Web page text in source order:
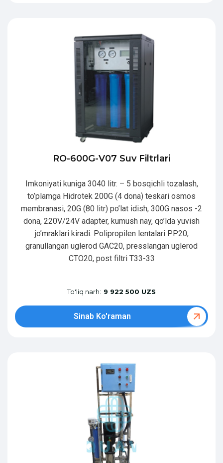
RO-600G-V07 Suv Filtrlari
Imkoniyati kuniga 3040 litr. – 5 bosqichli tozalash,
to’plamga Hidrotek 200G (4 dona) teskari osmos
membranasi, 20G (80 litr) po’lat idish, 300G nasos -2
dona, 220V/24V adapter, kumush nay, qo’lda yuvish
jo’mraklari kiradi. Polipropilen lentalari PP20,
granullangan uglerod GAC20, presslangan uglerod
CTO20, post filtri T33-33
To'liq narh: 9 922 500 UZS
Sinab Ko'raman